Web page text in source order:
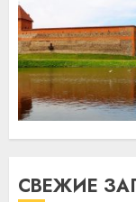
СВЕЖИЕ